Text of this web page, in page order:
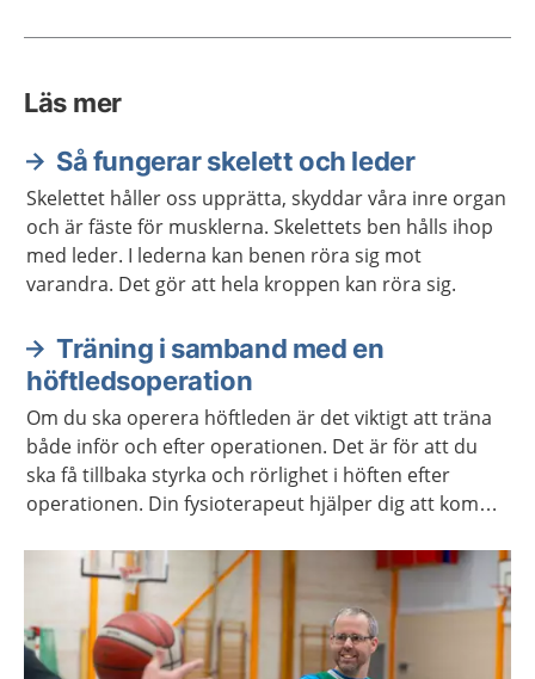
Läs mer
Så fungerar skelett och leder
Skelettet håller oss upprätta, skyddar våra inre organ
och är fäste för musklerna. Skelettets ben hålls ihop
med leder. I lederna kan benen röra sig mot
varandra. Det gör att hela kroppen kan röra sig.
Träning i samband med en
höftledsoperation
Om du ska operera höftleden är det viktigt att träna
både inför och efter operationen. Det är för att du
ska få tillbaka styrka och rörlighet i höften efter
operationen. Din fysioterapeut hjälper dig att komma
som gäller för dig.